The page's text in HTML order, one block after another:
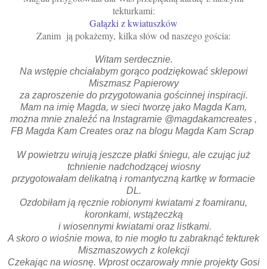
tekturkami:
Gałązki z kwiatuszków
Zanim ją pokażemy, kilka słów od naszego gościa:
Witam serdecznie.
Na wstępie chciałabym gorąco podziękować sklepowi
Miszmasz Papierowy
za zaproszenie do przygotowania gościnnej inspiracji.
Mam na imię Magda, w sieci tworzę jako Magda Kam,
można mnie znaleźć na Instagramie @magdakamcreates ,
FB Magda Kam Creates oraz na blogu Magda Kam Scrap
W powietrzu wirują jeszcze płatki śniegu, ale czując już
tchnienie nadchodzącej wiosny
przygotowałam delikatną i romantyczną kartkę w formacie
DL.
Ozdobiłam ją ręcznie robionymi kwiatami z foamiranu,
koronkami, wstążeczką
i wiosennymi kwiatami oraz listkami.
A skoro o wiośnie mowa, to nie mogło tu zabraknąć tekturek
Miszmaszowych z kolekcji
Czekając na wiosnę. Wprost oczarowały mnie projekty Gosi